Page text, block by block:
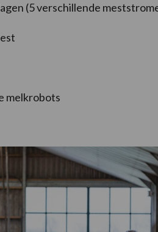
(5 verschillende
melkrobots